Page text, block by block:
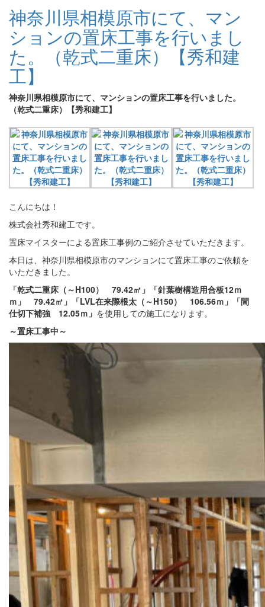
神奈川県相模原市にて、マン
ションの置床工事を行いまし
た。（乾式二重床）【秀和建
工】
神奈川県相模原市にて、マンションの置床工事を行いました。
（乾式二重床）【秀和建工】
こんにちは！
株式会社秀和建工です。
置床マイスターによる置床工事例のご紹介させていただきます。
本日は、神奈川県相模原市のマンションにて置床工事のご依頼を
いただきました。
「乾式二重床（～H100） 79.42㎡」「針葉樹構造用合板12ｍ
ｍ」 79.42㎡」「LVL在来際根太（～H150） 106.56ｍ」「間
仕切下補強 12.05ｍ」 を使用しての施工になります。
～置床工事中 ～